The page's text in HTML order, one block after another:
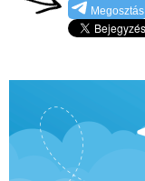
Megosztás